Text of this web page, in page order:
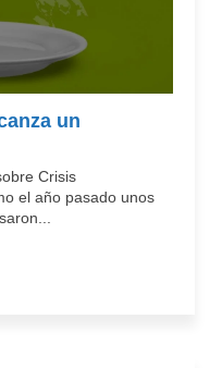
un
Crisis
el año pasado unos